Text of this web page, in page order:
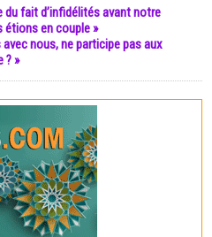
du fait d’infidélités avant notre
étions en couple »
avec nous, ne participe pas aux
? »